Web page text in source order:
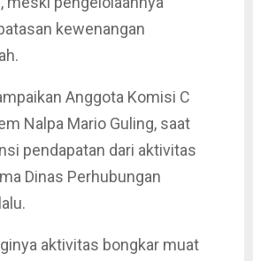
kewenangan
Anggota Komisi C
Nalpa Mario Guling, saat
pendapatan dari aktivitas
Dinas Perhubungan
aktivitas bongkar muat